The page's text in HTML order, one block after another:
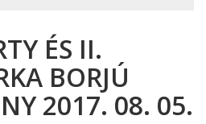
ÉS II.
BORJÚ
2017. 08. 05.